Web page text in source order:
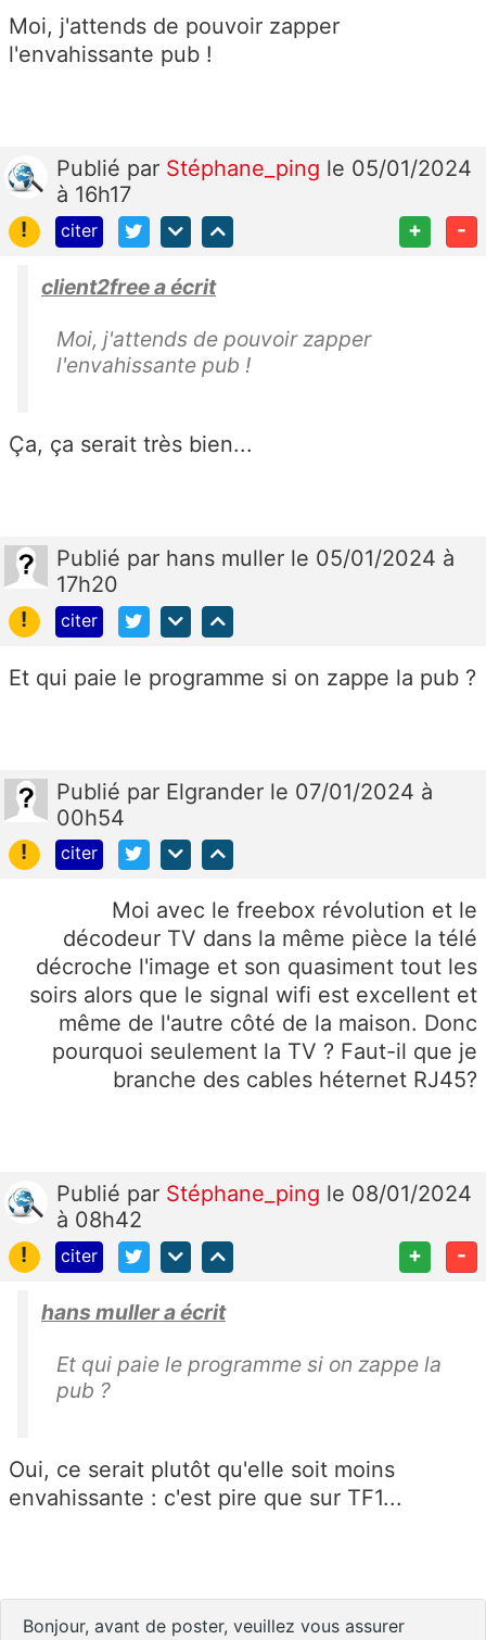
Moi, j'attends de pouvoir zapper
l'envahissante pub !
Publié par Stéphane_ping le 05/01/2024
à 16h17
!
citer + -
client2free a écrit
Moi, j'attends de pouvoir zapper
l'envahissante pub !
Ça, ça serait très bien...
Publié par hans muller le 05/01/2024 à
17h20
!
citer
Et qui paie le programme si on zappe la pub ?
Publié par Elgrander le 07/01/2024 à
00h54
!
citer
Moi avec le freebox révolution et le
décodeur TV dans la même pièce la télé
décroche l'image et son quasiment tout les
soirs alors que le signal wifi est excellent et
même de l'autre côté de la maison. Donc
pourquoi seulement la TV ? Faut-il que je
branche des cables héternet RJ45?
Publié par Stéphane_ping le 08/01/2024
à 08h42
!
citer + -
hans muller a écrit
Et qui paie le programme si on zappe la
pub ?
Oui, ce serait plutôt qu'elle soit moins
envahissante : c'est pire que sur TF1...
Bonjour, avant de poster, veuillez vous assurer